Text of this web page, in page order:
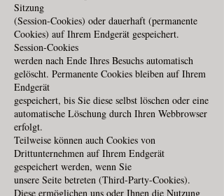
Sitzung
(Session-Cookies) oder dauerhaft (permanente
Cookies) auf Ihrem Endgerät gespeichert.
Session-Cookies
werden nach Ende Ihres Besuchs automatisch
gelöscht. Permanente Cookies bleiben auf Ihrem
Endgerät
gespeichert, bis Sie diese selbst löschen oder eine
automatische Löschung durch Ihren Webbrowser
erfolgt.
Teilweise können auch Cookies von
Drittunternehmen auf Ihrem Endgerät
gespeichert werden, wenn Sie
unsere Seite betreten (Third-Party-Cookies).
Diese ermöglichen uns oder Ihnen die Nutzung